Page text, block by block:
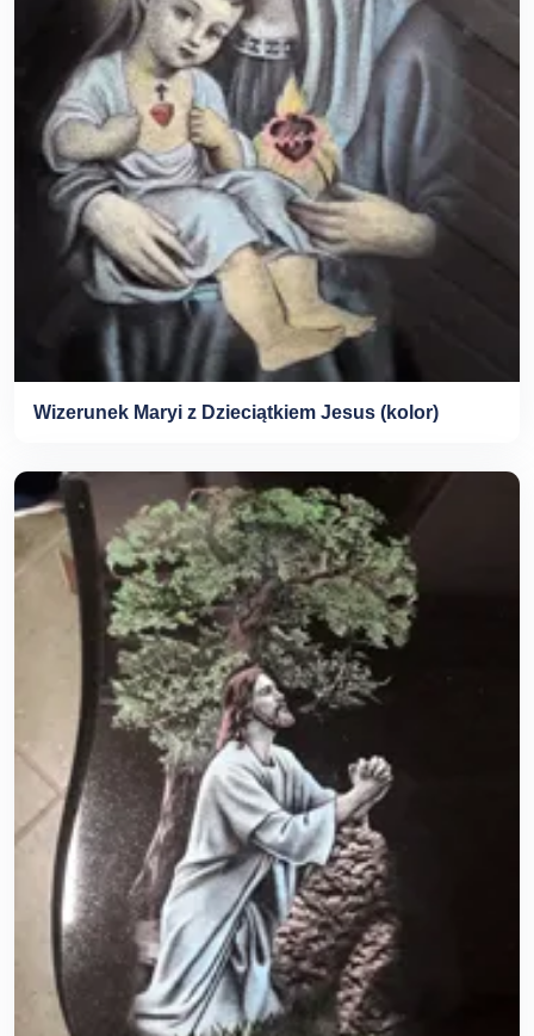
Wizerunek Maryi z Dzieciątkiem Jesus (kolor)